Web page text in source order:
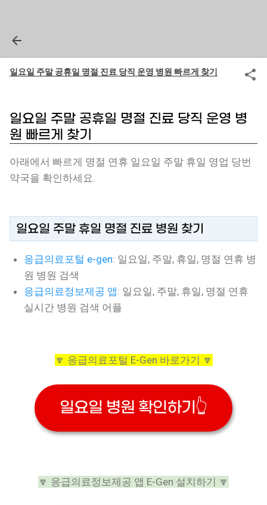
일요일 주말 공휴일 명절 진료 당직 운영 병원 빠르게 찾기
일요일 주말 공휴일 명절 진료 당직 운영 병
원 빠르게 찾기
아래에서 빠르게 명절 연휴 일요일 주말 휴일 영업 당번
약국을 확인하세요.
일요일 주말 휴일 명절 진료 병원 찾기
응급의료포털 e-gen: 일요일, 주말, 휴일, 명절 연휴 병
원 병원 검색
응급의료정보제공 앱: 일요일, 주말, 휴일, 명절 연휴
실시간 병원 검색 어플
🔽 응급의료포털 E-Gen 바로가기 🔽
일요일 병원 확인하기👆
🔽 응급의료정보제공 앱 E-Gen 설치하기 🔽